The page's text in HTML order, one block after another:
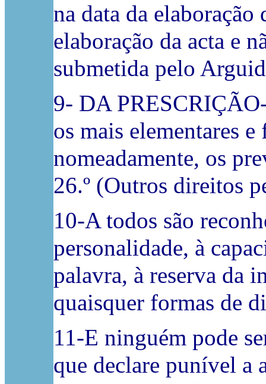
na data da
elaboração da acta e
submetida pelo
9- DA
os mais elementares
nomeadamente, os
26.º (Outros direitos
10-A todos são
personalidade, à
palavra, à reserva da
quaisquer formas de
11-E ninguém pode
que declare punível a